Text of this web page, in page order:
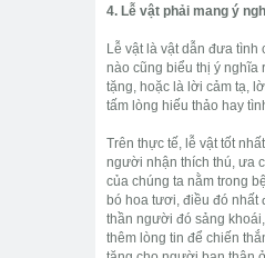
4. Lễ vật phải mang ý
Lễ vật là vật dẫn đưa tình
nào cũng biểu thị ý nghĩa
tặng, hoặc là lời cảm tạ,
tấm lòng hiếu thảo hay
Trên thực tế, lễ vật tốt
người nhận thích thú, ưa
của chúng ta nằm trong
bó hoa tươi, điều đó nhất
thần người đó sảng
thêm lòng tin để chiến